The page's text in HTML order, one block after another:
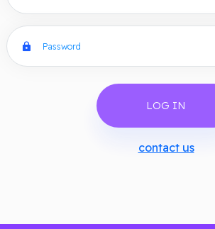
Password
LOG IN
contact us